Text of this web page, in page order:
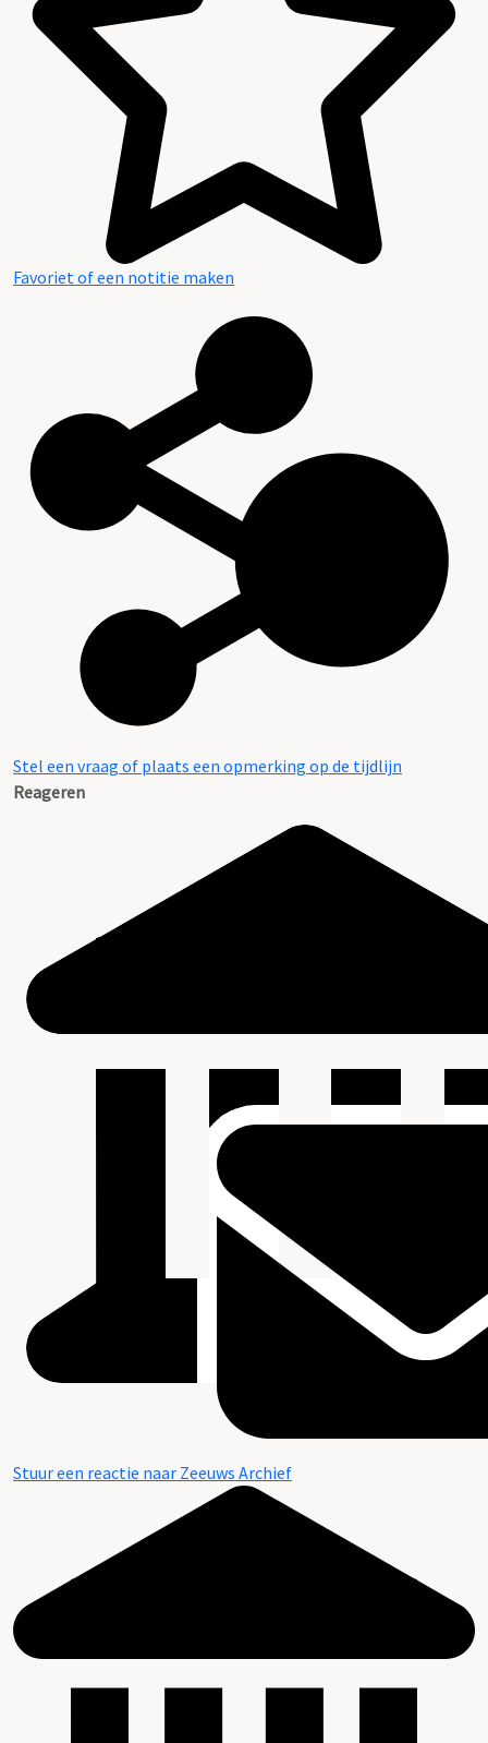
Favoriet of een notitie maken
Stel een vraag of plaats een opmerking op de tijdlijn
Reageren
Stuur een reactie naar Zeeuws Archief